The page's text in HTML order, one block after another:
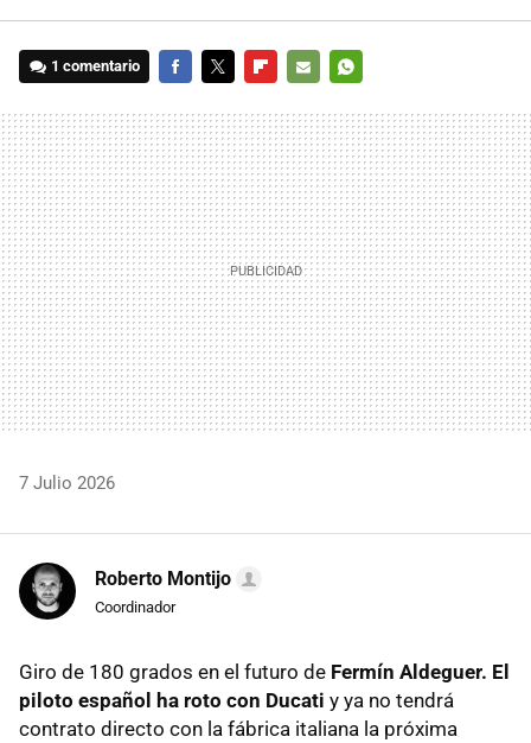
1 comentario
MAIL
7 Julio 2026
Roberto Montijo
Coordinador
Giro de 180 grados en el futuro de Fermín Aldeguer. El
piloto español ha roto con Ducati y ya no tendrá
contrato directo con la fábrica italiana la próxima